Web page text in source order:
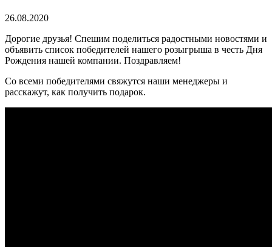
26.08.2020
Дорогие друзья! Спешим поделиться радостными новостями и
объявить список победителей нашего розыгрыша в честь Дня
Рождения нашей компании. Поздравляем!
Со всеми победителями свяжутся наши менеджеры и
расскажут, как получить подарок.